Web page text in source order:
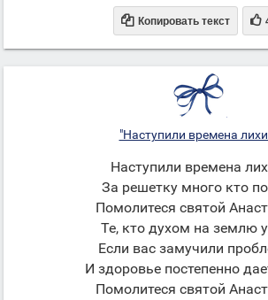
 Копировать текст 
"Наступили времена
Наступили времена
За решетку много кто
Помолитеся святой
Те, кто духом на землю
Если вас замучили
И здоровье постепенно
Помолитеся святой